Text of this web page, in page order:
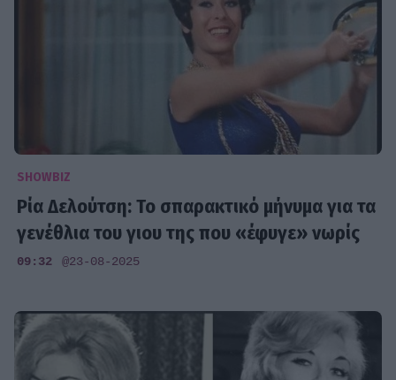
SHOWBIZ
Ρία Δελούτση: Το σπαρακτικό μήνυμα για τα
γενέθλια του γιου της που «έφυγε» νωρίς
09:32 @23-08-2025